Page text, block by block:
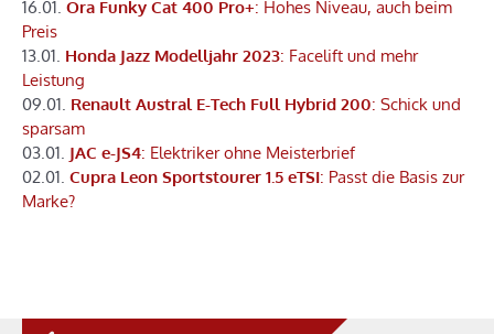
16.01. Ora Funky Cat 400 Pro+: Hohes Niveau, auch beim
Preis
13.01. Honda Jazz Modelljahr 2023: Facelift und mehr
Leistung
09.01. Renault Austral E-Tech Full Hybrid 200: Schick und
sparsam
03.01. JAC e-JS4: Elektriker ohne Meisterbrief
02.01. Cupra Leon Sportstourer 1.5 eTSI: Passt die Basis zur
Marke?